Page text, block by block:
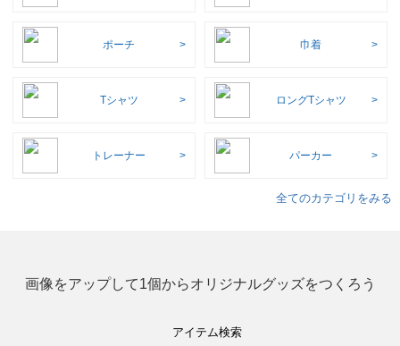
ポーチ 巾着
Tシャツ ロングTシャツ
トレーナー パーカー
全てのカテゴリをみる
画像をアップして1個からオリジナルグッズをつくろう
アイテム検索